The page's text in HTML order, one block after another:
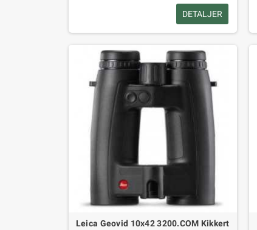
DETALJER
Leica Geovid 10x42 3200.COM Kikkert